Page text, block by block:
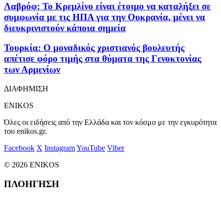
Λαβρόφ: Το Κρεμλίνο είναι έτοιμο να καταλήξει σε
συμφωνία με τις ΗΠΑ για την Ουκρανία, μένει να
διευκρινιστούν κάποια σημεία
Τουρκία: Ο μοναδικός χριστιανός βουλευτής
απέτισε φόρο τιμής στα θύματα της Γενοκτονίας
των Αρμενίων
ΔΙΑΦΗΜΙΣΗ
ENIKOS
Όλες οι ειδήσεις από την Ελλάδα και τον κόσμο με την εγκυρότητα
του enikos.gr.
Facebook X InstagramYouTube Viber
© 2026 ENIKOS
ΠΛΟΗΓΗΣΗ